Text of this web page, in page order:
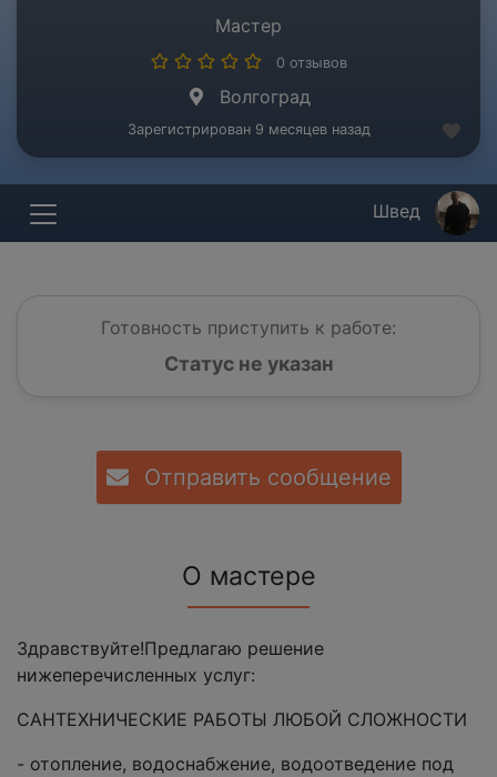
Мастер
0 отзывов
Волгоград
Зарегистрирован 9 месяцев назад
Швед
Готовность приступить к работе:
Статус не указан
Отправить сообщение
О мастере
Здравствуйте!Предлагаю решение
нижеперечисленных услуг:
САНТЕХНИЧЕСКИЕ РАБОТЫ ЛЮБОЙ СЛОЖНОСТИ
- отопление, водоснабжение, водоотведение под